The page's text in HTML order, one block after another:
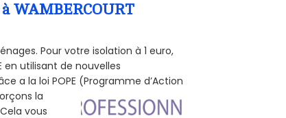
WAMBERCOURT
Pour votre isolation à 1 euro,
en utilisant de nouvelles
a la loi POPE (Programme d’Action
la
vous